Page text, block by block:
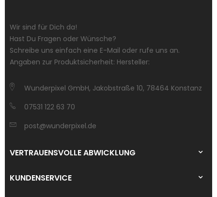
Wir sind für Dich da!
Hast Du Fragen oder Wünsche?
Schreibe uns einfach eine E-Mail oder rufe uns an.
Angaben zur Produktsicherheit: Hersteller:
Wunderpixel GmbH, Jakobstraße 10, 78464 Konstanz
07531 122 63 70
post@wunderpixel.de
VERTRAUENSVOLLE ABWICKLUNG
KUNDENSERVICE